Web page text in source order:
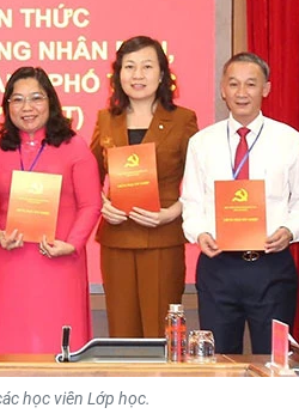
học viên Lớp học.